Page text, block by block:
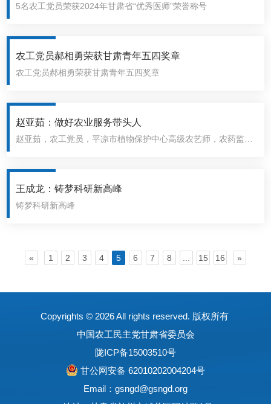
5名农工党员荣获2024年甘肃省“优秀医师”荣誉称号
农工党员郝相勇荣获甘肃青年五四奖章
农工党员郝相勇荣获甘肃青年五四奖章
赵亚茹：做好农业服务带头人
赵亚茹，农工党员，平凉市植物保护中心高级农艺师，农药监管
亚茹用坚实的脚步丈量农村大地，用过硬的专业知识服务农药经
营者..
王成龙：铸梦科研新高峰
铸梦科研新高峰
« 1 2 3 4 5 6 7 8 15 16 »
Copyrights © 2026 All rights reserved. 版权所有
中国农工民主党甘肃省委员会
陇ICP备15003510号
甘公网安备 62010202004204号
Email：gsngd@gsngd.org